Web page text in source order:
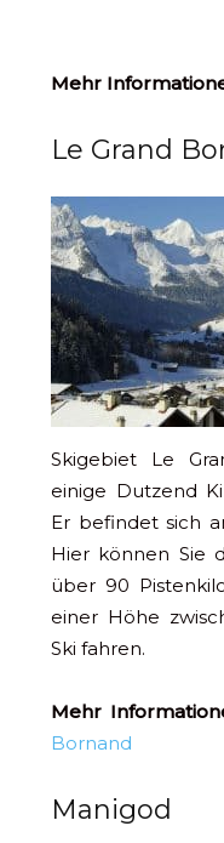
Mehr
Le Grand
Skigebiet Le
einige Dutzend
Er befindet sich
Hier können Sie
über 90
einer Höhe
Ski fahren.
Mehr
Bornand
Manigod